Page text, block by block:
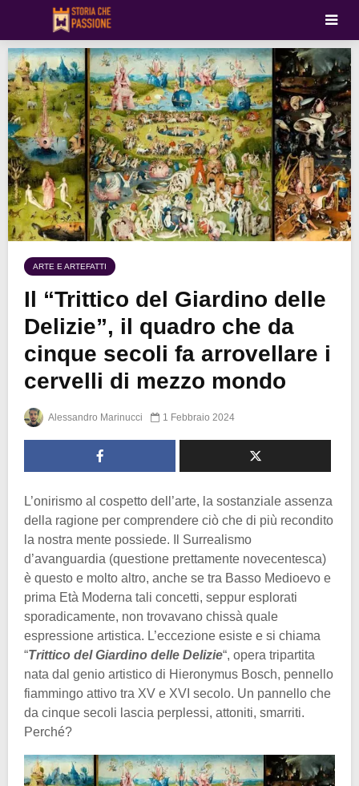
ARTE E ARTEFATTI
Il “Trittico del Giardino delle
Delizie”, il quadro che da
cinque secoli fa arrovellare i
cervelli di mezzo mondo
Alessandro Marinucci 1 Febbraio 2024
L’onirismo al cospetto dell’arte, la sostanziale assenza
della ragione per comprendere ciò che di più recondito
la nostra mente possiede. Il Surrealismo
d’avanguardia (questione prettamente novecentesca)
è questo e molto altro, anche se tra Basso Medioevo e
prima Età Moderna tali concetti, seppur esplorati
sporadicamente, non trovavano chissà quale
espressione artistica. L’eccezione esiste e si chiama
“Trittico del Giardino delle Delizie“, opera tripartita
nata dal genio artistico di Hieronymus Bosch, pennello
fiammingo attivo tra XV e XVI secolo. Un pannello che
da cinque secoli lascia perplessi, attoniti, smarriti.
Perché?